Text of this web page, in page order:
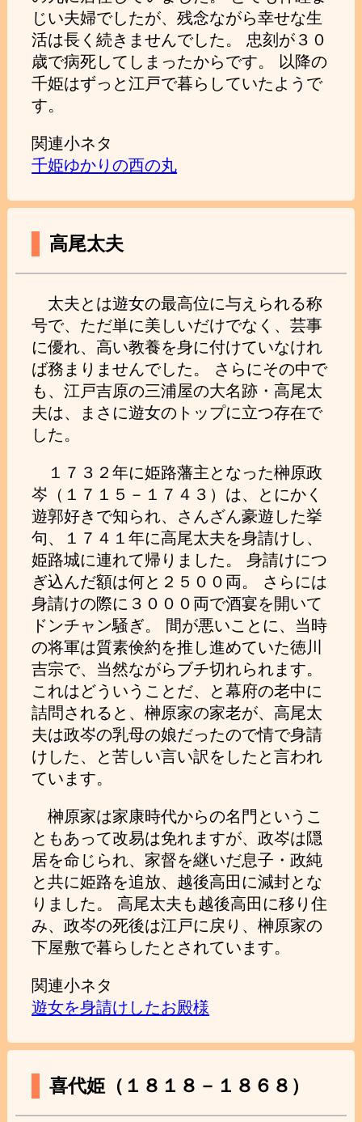
じい夫婦でしたが、残念ながら幸せな生
活は長く続きませんでした。 忠刻が３０
歳で病死してしまったからです。 以降の
千姫はずっと江戸で暮らしていたようで
す。
関連小ネタ
千姫ゆかりの西の丸
高尾太夫
太夫とは遊女の最高位に与えられる称
号で、ただ単に美しいだけでなく、芸事
に優れ、高い教養を身に付けていなけれ
ば務まりませんでした。 さらにその中で
も、江戸吉原の三浦屋の大名跡・高尾太
夫は、まさに遊女のトップに立つ存在で
した。
１７３２年に姫路藩主となった榊原政
岑（１７１５－１７４３）は、とにかく
遊郭好きで知られ、さんざん豪遊した挙
句、１７４１年に高尾太夫を身請けし、
姫路城に連れて帰りました。 身請けにつ
ぎ込んだ額は何と２５００両。 さらには
身請けの際に３０００両で酒宴を開いて
ドンチャン騒ぎ。 間が悪いことに、当時
の将軍は質素倹約を推し進めていた徳川
吉宗で、当然ながらブチ切れられます。
これはどういうことだ、と幕府の老中に
詰問されると、榊原家の家老が、高尾太
夫は政岑の乳母の娘だったので情で身請
けした、と苦しい言い訳をしたと言われ
ています。
榊原家は家康時代からの名門というこ
ともあって改易は免れますが、政岑は隠
居を命じられ、家督を継いだ息子・政純
と共に姫路を追放、越後高田に減封とな
りました。 高尾太夫も越後高田に移り住
み、政岑の死後は江戸に戻り、榊原家の
下屋敷で暮らしたとされています。
関連小ネタ
遊女を身請けしたお殿様
喜代姫（１８１８－１８６８）